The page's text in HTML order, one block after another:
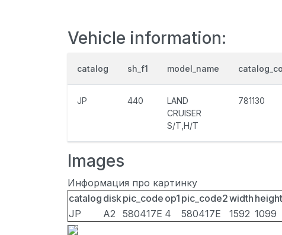
Vehicle information:
catalog sh_f1 model_name
JP 440
LAND
CRUISER
S/T,H/T
781130
Images
Информация про картинку
catalog diskpic_code op1 pic_code2width height
JP
A2 580417E 4 580417E 1592 1099